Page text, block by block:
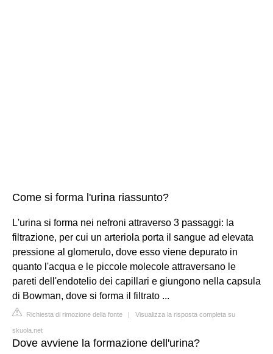
Come si forma l'urina riassunto?
L'urina si forma nei nefroni attraverso 3 passaggi: la
filtrazione, per cui un arteriola porta il sangue ad elevata
pressione al glomerulo, dove esso viene depurato in
quanto l'acqua e le piccole molecole attraversano le
pareti dell'endotelio dei capillari e giungono nella capsula
di Bowman, dove si forma il filtrato ...
Richiesta di rimozione della fonte | Visualizza la risposta completa su
skuola.net
Dove avviene la formazione dell'urina?